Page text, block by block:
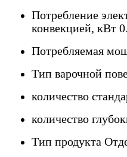
Потребление
конвекцией, кВт
Потребляемая
Тип варочной
количество
количество
Тип продукта